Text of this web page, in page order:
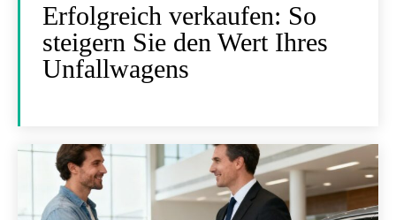
Erfolgreich verkaufen: So
steigern Sie den Wert Ihres
Unfallwagens